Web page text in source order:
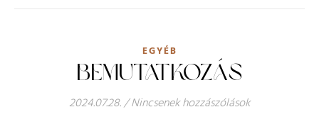
EGYÉB
BEMUTATKOZÁS
2024.07.28./Nincsenek hozzászólások